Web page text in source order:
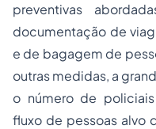
preventivas
documentação de
e de bagagem de
outras medidas, a
o número de
fluxo de pessoas alvo